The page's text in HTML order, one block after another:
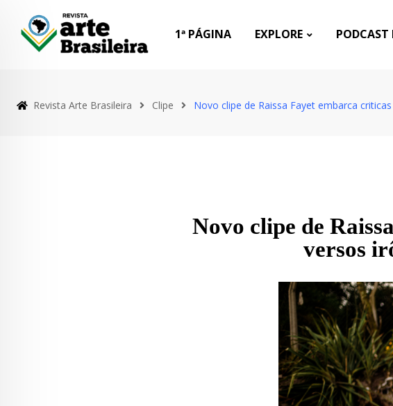
1ª PÁGINA EXPLORE PODCAST
Revista Arte Brasileira Clipe Novo clipe de Raissa Fayet embarca
Novo clipe de
versos